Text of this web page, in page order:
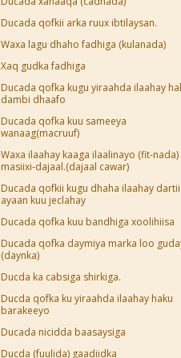
Ducada qofkii arka ruux ibtilaysan.
Waxa lagu dhaho fadhiga (kulanada)
Xaq gudka fadhiga
Ducada qofka kugu yiraahda ilaahay
dambi dhaafo
Ducada qofka kuu sameeya
wanaag(macruuf)
Waxa ilaahay kaaga ilaalinayo (fit-nada)
masiixi-dajaal.(dajaal cawar)
Ducada qofkii kugu dhaha ilaahay
ayaan kuu jeclahay
Ducada qofka kuu bandhiga xoolihiisa
Ducada qofka daymiya marka loo
(daynka)
Ducda ka cabsiga shirkiga.
Ducda qofka ku yiraahda ilaahay haku
barakeeyo
Ducada nicidda baasaysiga
Ducda (fuulida) gaadiidka